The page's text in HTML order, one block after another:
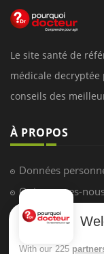
Le site santé de
médicale decryptée
conseils des
À PROPOS
Données
Qui sommes-
Conditions
With our 225